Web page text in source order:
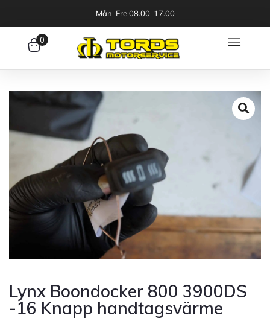
Mån-Fre 08.00-17.00
0
Lynx Boondocker 800 3900DS
-16 Knapp handtagsvärme